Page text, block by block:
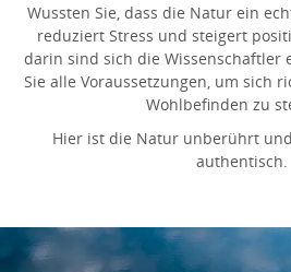
Wussten Sie, dass die Natur ein
reduziert Stress und steigert
darin sind sich die Wissenschaftler
Sie alle Voraussetzungen, um sich
Wohlbefinden zu
Hier ist die Natur unberührt
authentisch.